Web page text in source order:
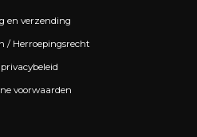
en verzending
/ Herroepingsrecht
voorwaarden